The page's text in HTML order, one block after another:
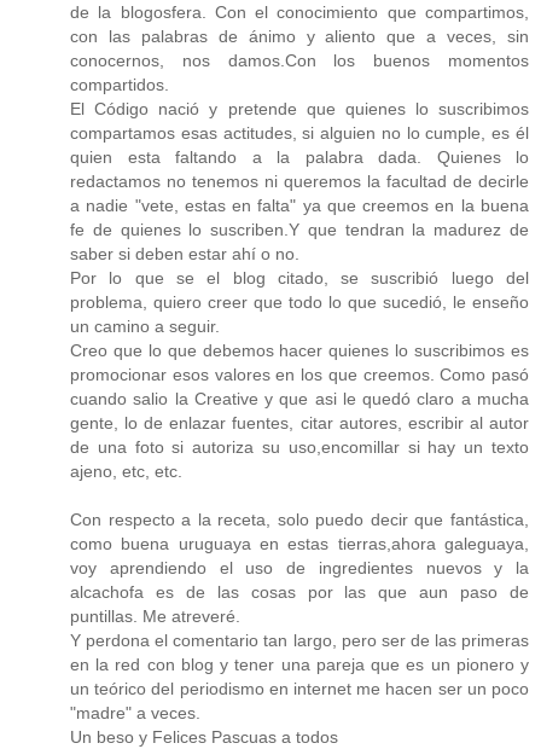
de la blogosfera. Con el conocimiento que compartimos,
con las palabras de ánimo y aliento que a veces, sin
conocernos, nos damos.Con los buenos momentos
compartidos.
El Código nació y pretende que quienes lo suscribimos
compartamos esas actitudes, si alguien no lo cumple, es él
quien esta faltando a la palabra dada. Quienes lo
redactamos no tenemos ni queremos la facultad de decirle
a nadie "vete, estas en falta" ya que creemos en la buena
fe de quienes lo suscriben.Y que tendran la madurez de
saber si deben estar ahí o no.
Por lo que se el blog citado, se suscribió luego del
problema, quiero creer que todo lo que sucedió, le enseño
un camino a seguir.
Creo que lo que debemos hacer quienes lo suscribimos es
promocionar esos valores en los que creemos. Como pasó
cuando salio la Creative y que asi le quedó claro a mucha
gente, lo de enlazar fuentes, citar autores, escribir al autor
de una foto si autoriza su uso,encomillar si hay un texto
ajeno, etc, etc.
Con respecto a la receta, solo puedo decir que fantástica,
como buena uruguaya en estas tierras,ahora galeguaya,
voy aprendiendo el uso de ingredientes nuevos y la
alcachofa es de las cosas por las que aun paso de
puntillas. Me atreveré.
Y perdona el comentario tan largo, pero ser de las primeras
en la red con blog y tener una pareja que es un pionero y
un teórico del periodismo en internet me hacen ser un poco
"madre" a veces.
Un beso y Felices Pascuas a todos